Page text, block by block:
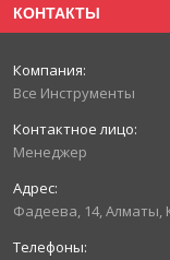
КОНТАКТЫ
Все Инструменты
Менеджер
Фадеева, 14, Алматы,